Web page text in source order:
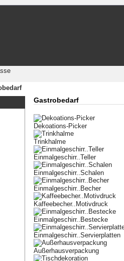
Gastrobedarf
Dekoations-Picker
Trinkhalme
Einmalgeschirr..Teller
Einmalgeschirr..Schalen
Einmalgeschirr..Becher
Kaffeebecher..Motivdruck
Einmalgeschirr..Bestecke
Einmalgeschirr..Servierplatten
Außerhausverpackung